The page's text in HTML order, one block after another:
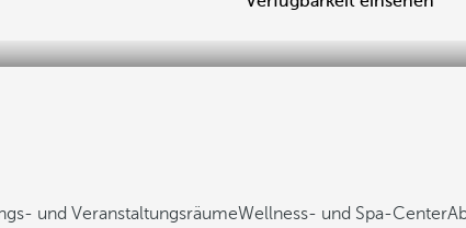
und VeranstaltungsräumeWellness- und Spa-Center